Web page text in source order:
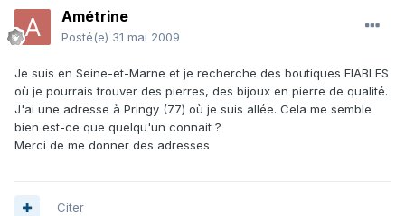
Amétrine
Posté(e) 31 mai 2009
Je suis en Seine-et-Marne et je recherche des boutiques FIABLES
où je pourrais trouver des pierres, des bijoux en pierre de qualité.
J'ai une adresse à Pringy (77) où je suis allée. Cela me semble
bien est-ce que quelqu'un connait ?
Merci de me donner des adresses
Citer